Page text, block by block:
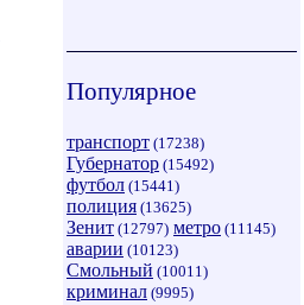
Популярное
транспорт (17238)
Губернатор (15492)
футбол (15441)
полиция (13625)
Зенит (12797) метро (11145)
аварии (10123)
Смольный (10011)
криминал (9995)